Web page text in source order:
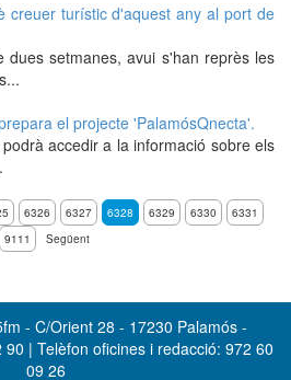
creuer turístic d'aquest any al port de
dues setmanes, avui s'han reprès les
el projecte 'PalamósQnecta'.
accedir a la informació sobre els
6326 6327 6328 6329 6330
6331
9111 Següent
- C/Orient 28 - 17230 Palamós -
| Telèfon oficines i redacció: 972 60
09 26